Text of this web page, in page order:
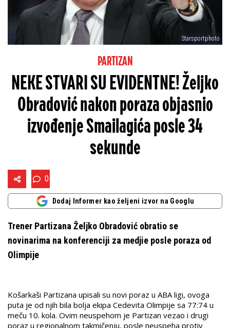
Starsportphoto
PARTIZAN
NEKE STVARI SU EVIDENTNE! Željko
Obradović nakon poraza objasnio
izvođenje Smailagića posle 34
sekunde
0
Dodaj Informer kao željeni izvor na Googlu
Trener Partizana Željko Obradović obratio se
novinarima na konferenciji za medjie posle poraza od
Olimpije
Košarkaši Partizana upisali su novi poraz u ABA ligi, ovoga
puta je od njih bila bolja ekipa Cedevita Olimpije sa 77:74 u
meču 10. kola. Ovim neuspehom je Partizan vezao i drugi
poraz u regionalnom takmičenju, posle neuspeha protiv